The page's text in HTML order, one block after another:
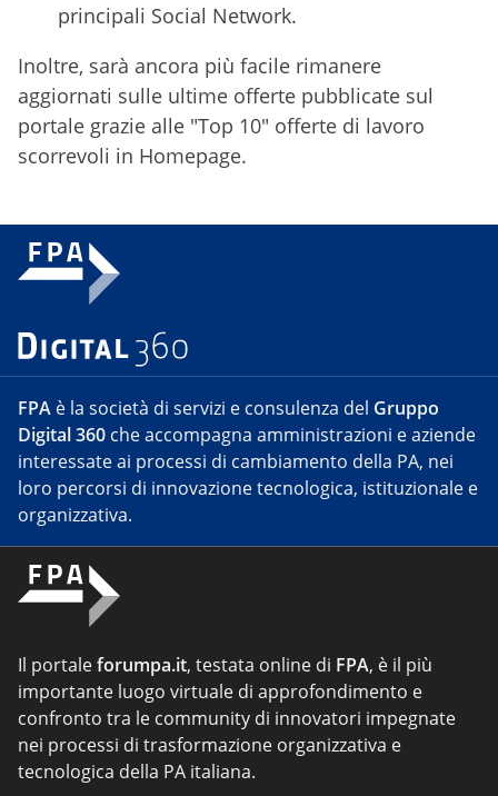
principali Social Network.
Inoltre, sarà ancora più facile rimanere
aggiornati sulle ultime offerte pubblicate sul
portale grazie alle "Top 10" offerte di lavoro
scorrevoli in Homepage.
FPA è la società di servizi e consulenza del Gruppo
Digital 360 che accompagna amministrazioni e aziende
interessate ai processi di cambiamento della PA, nei
loro percorsi di innovazione tecnologica, istituzionale e
organizzativa.
Il portaleforumpa.it, testata online di FPA, è il più
importante luogo virtuale di approfondimento e
confronto tra le community di innovatori impegnate
nei processi di trasformazione organizzativa e
tecnologica della PA italiana.